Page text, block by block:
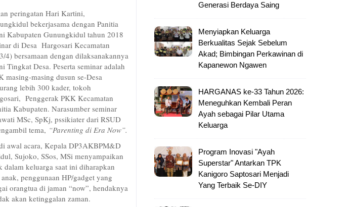
peringatan Hari Kartini,
bekerjasama dengan Panitia
Kabupaten Gunungkidul tahun 2018
di Desa Hargosari Kecamatan
4) bersamaan dengan dilaksanakannya
Tingkat Desa. Peserta seminar adalah
masing-masing dusun se-Desa
lebih 300 kader, tokoh
Penggerak PKK Kecamatan
Kabupaten. Narasumber seminar
MSc, SpKj, pssikiater dari RSUD
tema, “Parenting di Era Now”.
awal acara, Kepala DP3AKBPM&D
Sujoko, SSos, MSi menyampaikan
dalam keluarga saat ini diharapkan
penggunaan HP/gadget yang
orangtua di jaman “now”, hendaknya
akan ketinggalan zaman.
Generasi Berdaya Saing
Menyiapkan Keluarga
Berkualitas Sejak Sebelum
Akad; Bimbingan Perkawinan di
Kapanewon Ngawen
HARGANAS ke-33 Tahun 2026:
Meneguhkan Kembali Peran
Ayah sebagai Pilar Utama
Keluarga
Program Inovasi "Ayah
Superstar" Antarkan TPK
Kanigoro Saptosari Menjadi
Yang Terbaik Se-DIY